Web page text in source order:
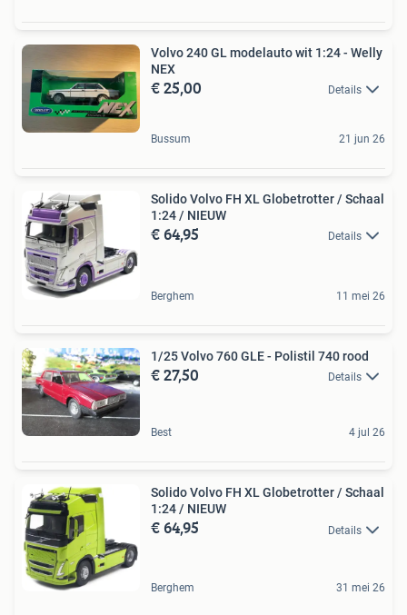
Volvo 240 GL modelauto wit 1:24 - Welly
NEX
€ 25,00 Details
Bussum 21 jun 26
Solido Volvo FH XL Globetrotter / Schaal
1:24 / NIEUW
€ 64,95 Details
Berghem 11 mei 26
1/25 Volvo 760 GLE - Polistil 740 rood
€ 27,50 Details
Best 4 jul 26
Solido Volvo FH XL Globetrotter / Schaal
1:24 / NIEUW
€ 64,95 Details
Berghem 31 mei 26